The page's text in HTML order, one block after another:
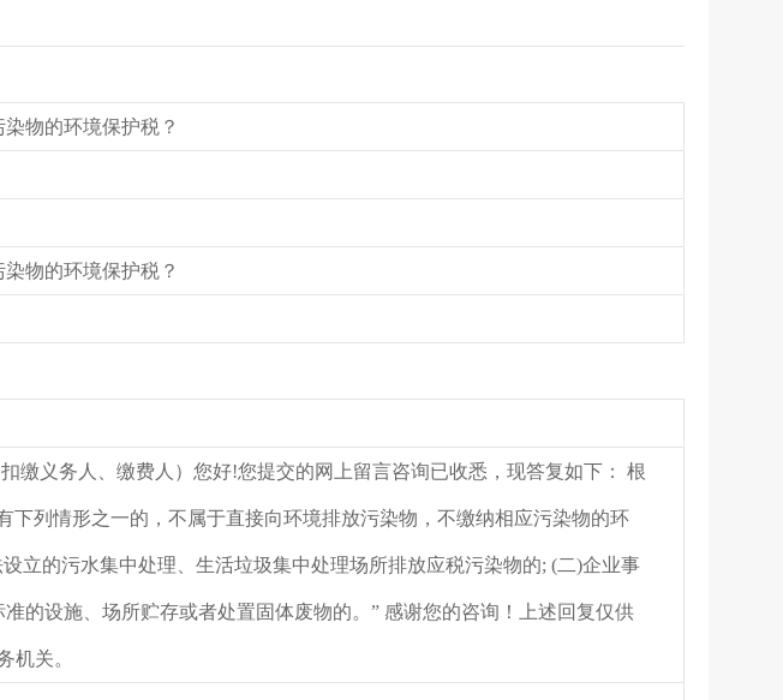
物的环境保护税？
物的环境保护税？
缴义务人、缴费人）您好!您提交的网上留言咨询已收悉，现答复如下： 根
列情形之一的，不属于直接向环境排放污染物，不缴纳相应污染物的环
立的污水集中处理、生活垃圾集中处理场所排放应税污染物的; (二)企业事
的设施、场所贮存或者处置固体废物的。” 感谢您的咨询！上述回复仅供
机关。